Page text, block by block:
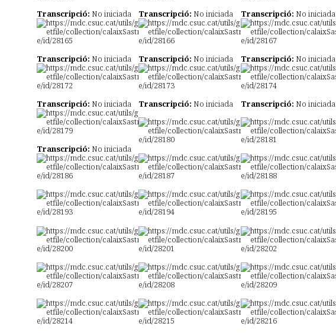
Transcripció: No iniciada Transcripció: No iniciada Transcripció: No iniciada
Transcripció: No iniciada Transcripció: No iniciada Transcripció: No iniciada
Transcripció: No iniciada Transcripció: No iniciada Transcripció: No iniciada
Transcripció: No iniciada